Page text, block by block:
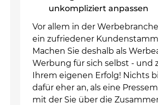
unkompliziert anpassen
Vor allem in der
ein zufriedener
Machen Sie deshalb als
Werbung für sich selbst - und
Ihrem eigenen Erfolg! Nichts
dafür eher an, als eine
mit der Sie über die